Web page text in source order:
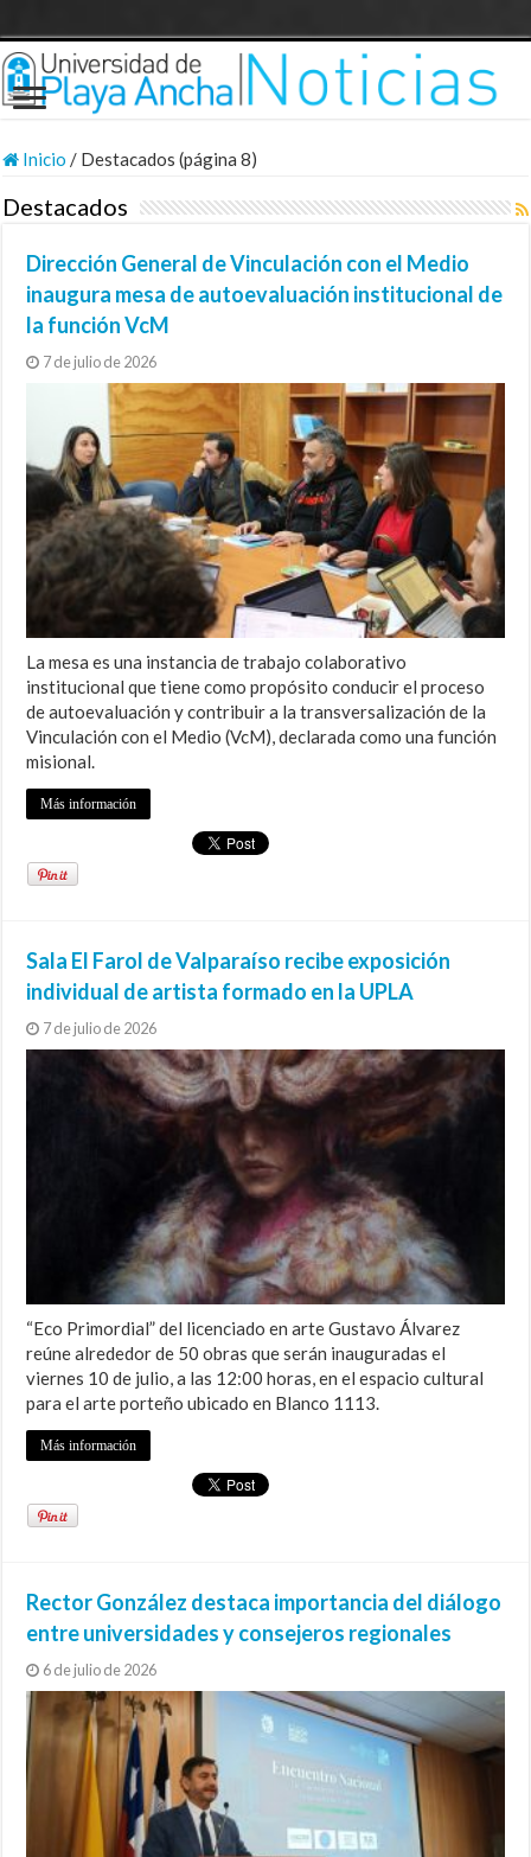
Inicio / Destacados (página 8)
Destacados
Dirección General de Vinculación con el Medio
inaugura mesa de autoevaluación institucional de
la función VcM
7 de julio de 2026
La mesa es una instancia de trabajo colaborativo
institucional que tiene como propósito conducir el proceso
de autoevaluación y contribuir a la transversalización de la
Vinculación con el Medio (VcM), declarada como una función
misional.
Más información
Sala El Farol de Valparaíso recibe exposición
individual de artista formado en la UPLA
7 de julio de 2026
“Eco Primordial” del licenciado en arte Gustavo Álvarez
reúne alrededor de 50 obras que serán inauguradas el
viernes 10 de julio, a las 12:00 horas, en el espacio cultural
para el arte porteño ubicado en Blanco 1113.
Más información
Rector González destaca importancia del diálogo
entre universidades y consejeros regionales
6 de julio de 2026